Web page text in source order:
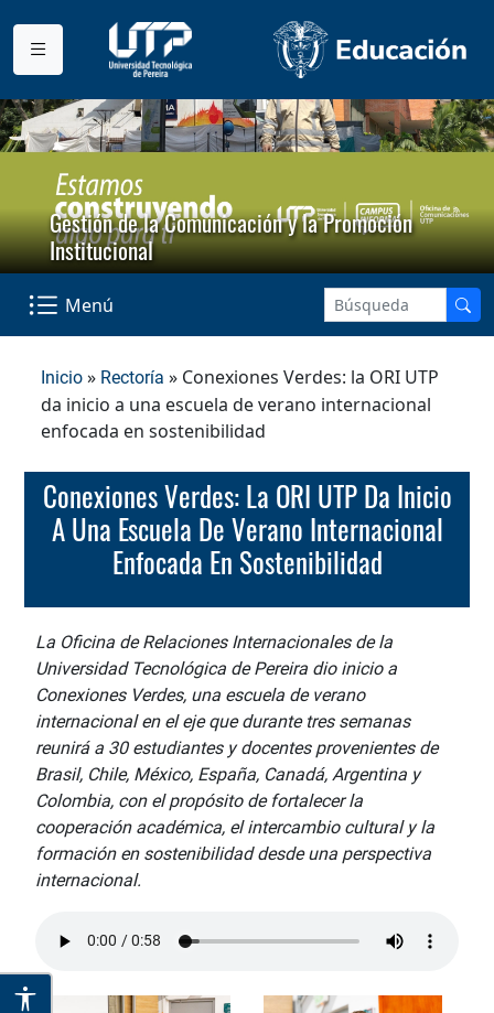
Gestión de la Comunicación y la Promoción
Institucional
Menú
Inicio » Rectoría » Conexiones Verdes: la ORI UTP
da inicio a una escuela de verano internacional
enfocada en sostenibilidad
Conexiones Verdes: La ORI UTP Da Inicio
A Una Escuela De Verano Internacional
Enfocada En Sostenibilidad
La Oficina de Relaciones Internacionales de la
Universidad Tecnológica de Pereira dio inicio a
Conexiones Verdes, una escuela de verano
internacional en el eje que durante tres semanas
reunirá a 30 estudiantes y docentes provenientes de
Brasil, Chile, México, España, Canadá, Argentina y
Colombia, con el propósito de fortalecer la
cooperación académica, el intercambio cultural y la
formación en sostenibilidad desde una perspectiva
internacional.